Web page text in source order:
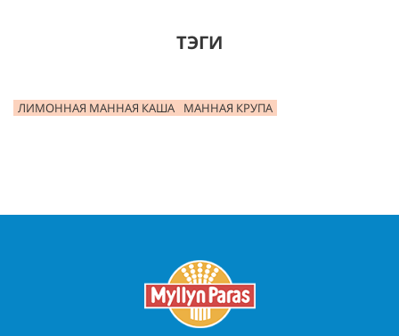
ТЭГИ
ЛИМОННАЯ МАННАЯ КАША МАННАЯ КРУПА